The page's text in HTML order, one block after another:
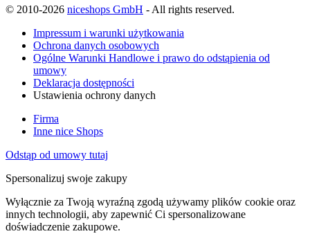
© 2010-2026 niceshops GmbH - All rights reserved.
Impressum i warunki użytkowania
Ochrona danych osobowych
Ogólne Warunki Handlowe i prawo do odstąpienia od
umowy
Deklaracja dostępności
Ustawienia ochrony danych
Firma
Inne nice Shops
Odstąp od umowy tutaj
Spersonalizuj swoje zakupy
Wyłącznie za Twoją wyraźną zgodą używamy plików cookie oraz
innych technologii, aby zapewnić Ci spersonalizowane
doświadczenie zakupowe.